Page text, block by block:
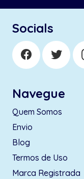
Socials
Navegue
Quem Somos
Envio
Blog
Termos de Uso
Marca Registrada